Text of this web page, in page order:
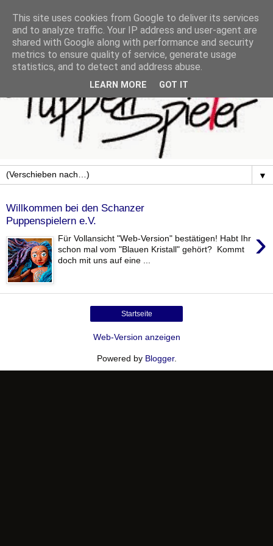
▼
Willkommen bei den Schanzer
Puppenspielern e.V.
›
Für Vollansicht "Web-Version" bestätigen! Habt Ihr
schon mal vom "Blauen Kristall" gehört? Kommt
doch mit uns auf eine ...
Startseite
Web-Version anzeigen
Powered by Blogger.
This site uses cookies from Google to deliver its services
and to analyze traffic. Your IP address and user-agent are
shared with Google along with performance and security
metrics to ensure quality of service, generate usage
statistics, and to detect and address abuse.
LEARN MORE GOT IT